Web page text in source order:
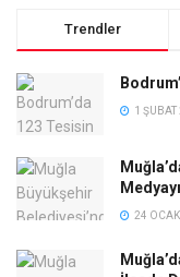
Trendler
1
24